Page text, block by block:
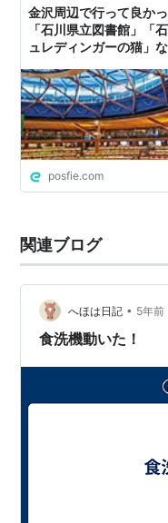
金沢周辺で行って良か
「石川県立図書館」「
ュレディンガーの猫」
posfie.com
関連ブログ
へほは日記 • 5年前
食洗機動いた！